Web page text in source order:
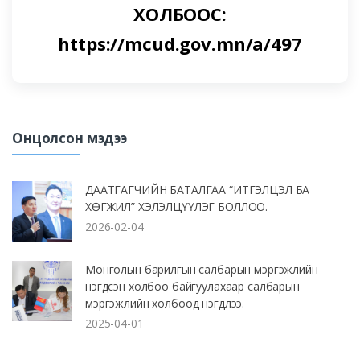
ХОЛБООС:
https://mcud.gov.mn/a/497
Онцолсон мэдээ
ДААТГАГЧИЙН БАТАЛГАА “ИТГЭЛЦЭЛ БА
ХӨГЖИЛ” ХЭЛЭЛЦҮҮЛЭГ БОЛЛОО.
2026-02-04
Монголын барилгын салбарын мэргэжлийн
нэгдсэн холбоо байгуулахаар салбарын
мэргэжлийн холбоод нэгдлээ.
2025-04-01